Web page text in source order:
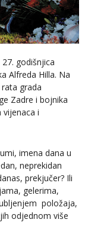
godišnjica
Alfreda Hilla. Na
grada
Zadre i bojnika
i
imena dana u
neprekidan
prekjučer? Ili
gelerima,
položaja,
odjednom više